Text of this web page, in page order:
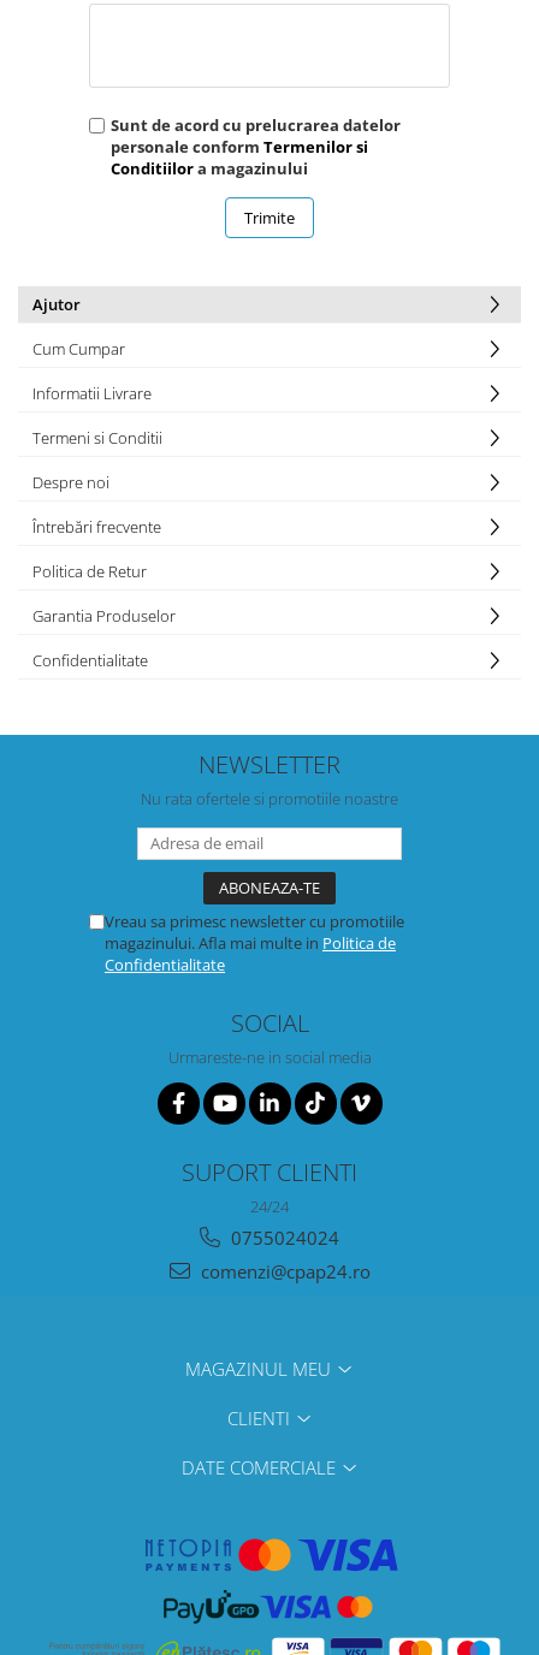
Sunt de acord cu prelucrarea datelor
personale conform Termenilor si
Conditiilora magazinului
Trimite
Ajutor
Cum Cumpar
Informatii Livrare
Termeni si Conditii
Despre noi
Întrebări frecvente
Politica de Retur
Garantia Produselor
Confidentialitate
NEWSLETTER
Nu rata ofertele si promotiile noastre
Vreau sa primesc newsletter cu promotiile
magazinului. Afla mai multe in Politica de
Confidentialitate
SOCIAL
Urmareste-ne in social media
SUPORT CLIENTI
24/24
0755024024
comenzi@cpap24.ro
MAGAZINUL MEU
CLIENTI
DATE COMERCIALE